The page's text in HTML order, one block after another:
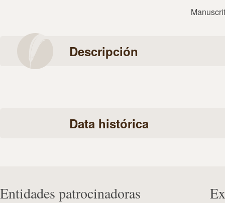
Descripción
Data histórica
Entidades patrocinadoras